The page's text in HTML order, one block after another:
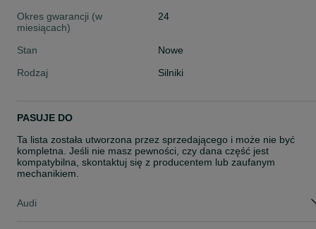
Okres gwarancji (w
miesiącach)
24
Stan
Nowe
Rodzaj
Silniki
PASUJE DO
Ta lista została utworzona przez sprzedającego i może nie być
kompletna. Jeśli nie masz pewności, czy dana część jest
kompatybilna, skontaktuj się z producentem lub zaufanym
mechanikiem.
Audi